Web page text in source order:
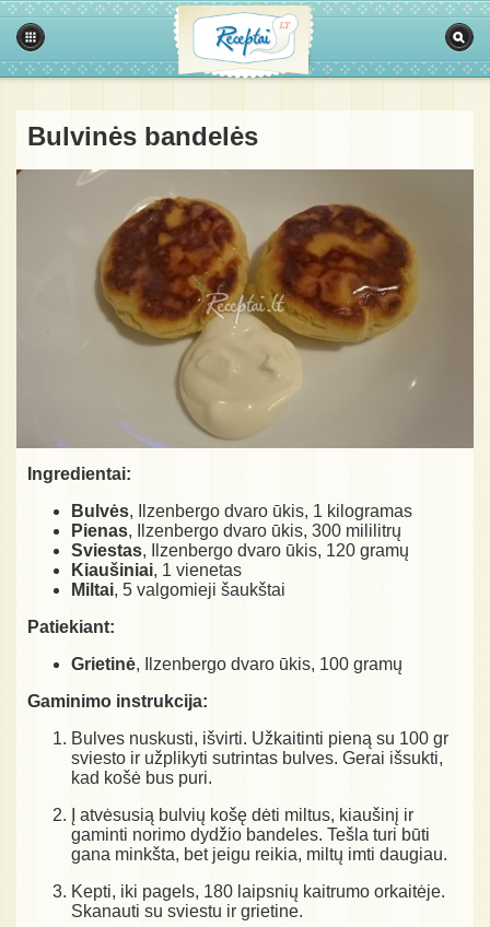
Bulvinės bandelės
Ingredientai:
Bulvės, Ilzenbergo dvaro ūkis, 1 kilogramas
Pienas, Ilzenbergo dvaro ūkis, 300 mililitrų
Sviestas, Ilzenbergo dvaro ūkis, 120 gramų
Kiaušiniai, 1 vienetas
Miltai, 5 valgomieji šaukštai
Patiekiant:
Grietinė, Ilzenbergo dvaro ūkis, 100 gramų
Gaminimo instrukcija:
Bulves nuskusti, išvirti. Užkaitinti pieną su 100 gr
sviesto ir užplikyti sutrintas bulves. Gerai išsukti,
kad košė bus puri.
Į atvėsusią bulvių košę dėti miltus, kiaušinį ir
gaminti norimo dydžio bandeles. Tešla turi būti
gana minkšta, bet jeigu reikia, miltų imti daugiau.
Kepti, iki pagels, 180 laipsnių kaitrumo orkaitėje.
Skanauti su sviestu ir grietine.